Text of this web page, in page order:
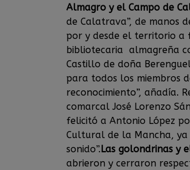
Almagro y el Campo de
de Calatrava”, de manos
por y desde el territorio a
bibliotecaria almagreña
Castillo de doña
para todos los miembros
reconocimiento”, añadía.
comarcal José Lorenzo
felicitó a Antonio López
Cultural de la Mancha,
sonido”. Las golondrinas y
abrieron y cerraron